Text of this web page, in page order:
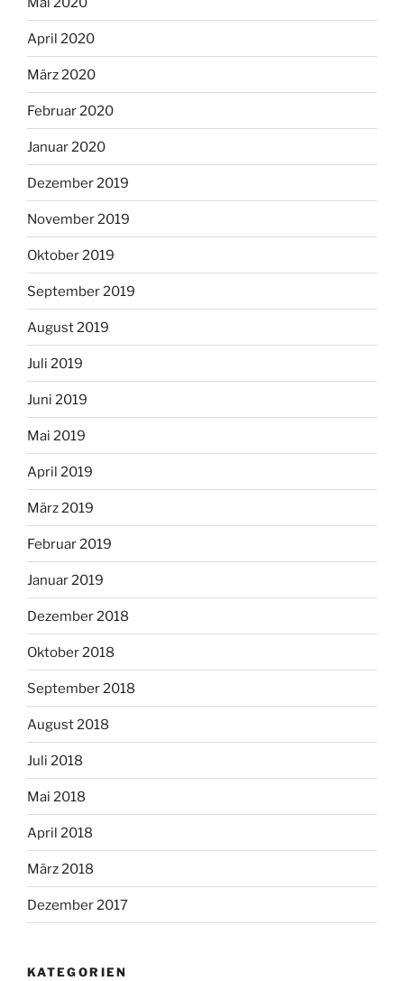
April 2020
März 2020
Februar 2020
Januar 2020
Dezember 2019
November 2019
Oktober 2019
September 2019
August 2019
Juli 2019
Juni 2019
Mai 2019
April 2019
März 2019
Februar 2019
Januar 2019
Dezember 2018
Oktober 2018
September 2018
August 2018
Juli 2018
Mai 2018
April 2018
März 2018
Dezember 2017
KATEGORIEN